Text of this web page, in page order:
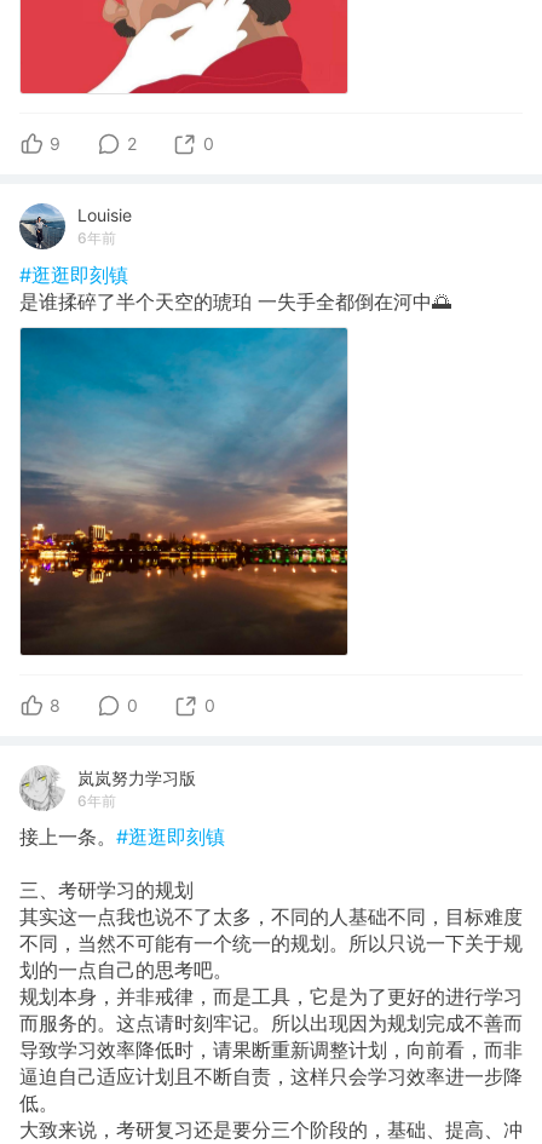
9 2 0
Louisie
6年前
#逛逛即刻镇
是谁揉碎了半个天空的琥珀 一失手全都倒在河中🌅
8 0 0
岚岚努力学习版
6年前
接上一条。 #逛逛即刻镇
三、考研学习的规划
其实这一点我也说不了太多，不同的人基础不同，目标难度
不同，当然不可能有一个统一的规划。所以只说一下关于规
划的一点自己的思考吧。
规划本身，并非戒律，而是工具，它是为了更好的进行学习
而服务的。这点请时刻牢记。所以出现因为规划完成不善而
导致学习效率降低时，请果断重新调整计划，向前看，而非
逼迫自己适应计划且不断自责，这样只会学习效率进一步降
低。
大致来说，考研复习还是要分三个阶段的，基础、提高、冲